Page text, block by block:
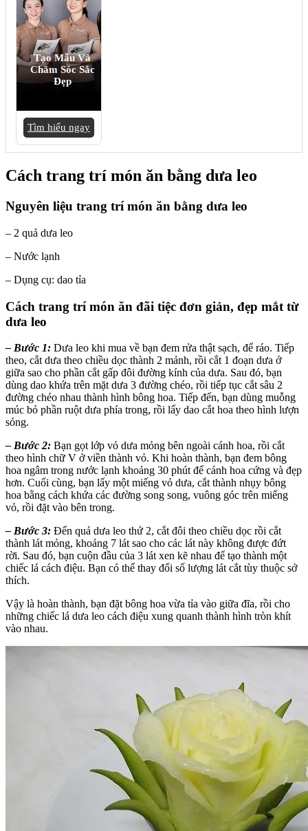
Tạo Mẫu Và
Chăm Sóc Sắc
Đẹp
Tìm hiểu ngay
Cách trang trí món ăn bằng dưa leo
Nguyên liệu trang trí món ăn bằng dưa leo
– 2 quả dưa leo
– Nước lạnh
– Dụng cụ: dao tỉa
Cách trang trí món ăn đãi tiệc đơn giản, đẹp mắt từ
dưa leo
– Bước 1: Dưa leo khi mua về bạn đem rửa thật sạch, để ráo. Tiếp
theo, cắt dưa theo chiều dọc thành 2 mảnh, rồi cắt 1 đoạn dưa ở
giữa sao cho phần cắt gấp đôi đường kính của dưa. Sau đó, bạn
dùng dao khứa trên mặt dưa 3 đường chéo, rồi tiếp tục cắt sâu 2
đường chéo nhau thành hình bông hoa. Tiếp đến, bạn dùng muỗng
múc bỏ phần ruột dưa phía trong, rồi lấy dao cắt hoa theo hình lượn
sóng.
– Bước 2: Bạn gọt lớp vỏ dưa mỏng bên ngoài cánh hoa, rồi cắt
theo hình chữ V ở viền thành vỏ. Khi hoàn thành, bạn đem bông
hoa ngâm trong nước lạnh khoảng 30 phút để cánh hoa cứng và đẹp
hơn. Cuối cùng, bạn lấy một miếng vỏ dưa, cắt thành nhụy bông
hoa bằng cách khứa các đường song song, vuông góc trên miếng
vỏ, rồi đặt vào bên trong.
– Bước 3: Đến quả dưa leo thứ 2, cắt đôi theo chiều dọc rồi cắt
thành lát mỏng, khoảng 7 lát sao cho các lát này không được đứt
rời. Sau đó, bạn cuộn đầu của 3 lát xen kẽ nhau để tạo thành một
chiếc lá cách điệu. Bạn có thể thay đổi số lượng lát cắt tùy thuộc sở
thích.
Vậy là hoàn thành, bạn đặt bông hoa vừa tỉa vào giữa đĩa, rồi cho
những chiếc lá dưa leo cách điệu xung quanh thành hình tròn khít
vào nhau.